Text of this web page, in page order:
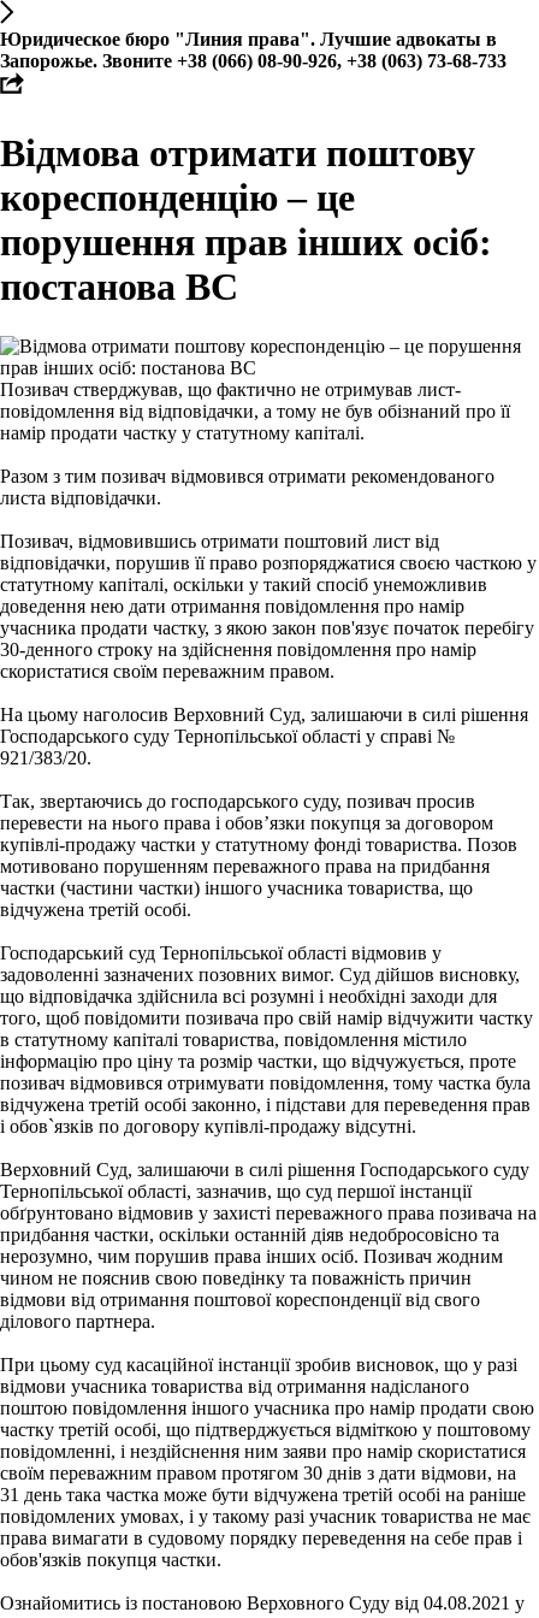
Юридическое бюро "Линия права". Лучшие адвокаты в
Запорожье. Звоните +38 (066) 08-90-926, +38 (063) 73-68-733
Відмова отримати поштову
кореспонденцію – це
порушення прав інших осіб:
постанова ВС
Позивач стверджував, що фактично не отримував лист-
повідомлення від відповідачки, а тому не був обізнаний про її
намір продати частку у статутному капіталі.
Разом з тим позивач відмовився отримати рекомендованого
листа відповідачки.
Позивач, відмовившись отримати поштовий лист від
відповідачки, порушив її право розпоряджатися своєю часткою у
статутному капіталі, оскільки у такий спосіб унеможливив
доведення нею дати отримання повідомлення про намір
учасника продати частку, з якою закон пов'язує початок перебігу
30-денного строку на здійснення повідомлення про намір
скористатися своїм переважним правом.
На цьому наголосив Верховний Суд, залишаючи в силі рішення
Господарського суду Тернопільської області у справі №
921/383/20.
Так, звертаючись до господарського суду, позивач просив
перевести на нього права і обов’язки покупця за договором
купівлі-продажу частки у статутному фонді товариства. Позов
мотивовано порушенням переважного права на придбання
частки (частини частки) іншого учасника товариства, що
відчужена третій особі.
Господарський суд Тернопільської області відмовив у
задоволенні зазначених позовних вимог. Суд дійшов висновку,
що відповідачка здійснила всі розумні і необхідні заходи для
того, щоб повідомити позивача про свій намір відчужити частку
в статутному капіталі товариства, повідомлення містило
інформацію про ціну та розмір частки, що відчужується, проте
позивач відмовився отримувати повідомлення, тому частка була
відчужена третій особі законно, і підстави для переведення прав
і обов`язків по договору купівлі-продажу відсутні.
Верховний Суд, залишаючи в силі рішення Господарського суду
Тернопільської області, зазначив, що суд першої інстанції
обґрунтовано відмовив у захисті переважного права позивача на
придбання частки, оскільки останній діяв недобросовісно та
нерозумно, чим порушив права інших осіб. Позивач жодним
чином не пояснив свою поведінку та поважність причин
відмови від отримання поштової кореспонденції від свого
ділового партнера.
При цьому суд касаційної інстанції зробив висновок, що у разі
відмови учасника товариства від отримання надісланого
поштою повідомлення іншого учасника про намір продати свою
частку третій особі, що підтверджується відміткою у поштовому
повідомленні, і нездійснення ним заяви про намір скористатися
своїм переважним правом протягом 30 днів з дати відмови, на
31 день така частка може бути відчужена третій особі на раніше
повідомлених умовах, і у такому разі учасник товариства не має
права вимагати в судовому порядку переведення на себе прав і
обов'язків покупця частки.
Ознайомитись із постановою Верховного Суду від 04.08.2021 у